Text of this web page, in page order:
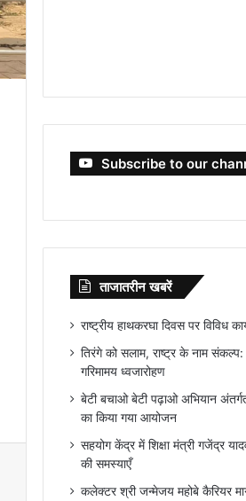
Subscribe to our
ताजातरीन खबरें
राष्ट्रीय हाथकरघा दिवस पर विविध
तिरंगे को सलाम, राष्ट्र के नाम
गरिमामय ध्वजारोहण
बेटी बचाओ बेटी पढ़ाओ अभियान
का किया गया आयोजन
सहयोग केंद्र में शिक्षा मंत्री गजेंद्र
की समस्याएँ
कलेक्टर श्री जन्मेजय महोबे कैरियर